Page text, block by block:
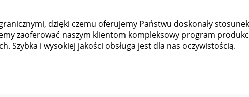
dzięki czemu oferujemy Państwu doskonały
zaoferować naszym klientom kompleksowy program
Szybka i wysokiej jakości obsługa jest dla nas oczywistością.